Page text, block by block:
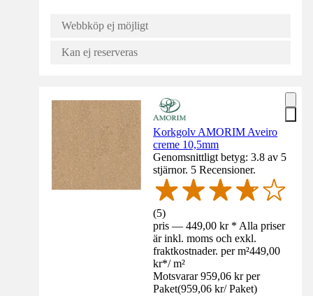
Webbköp ej möjligt
Kan ej reserveras
Korkgolv AMORIM Aveiro
creme 10,5mm
Genomsnittligt betyg: 3.8 av 5
stjärnor. 5 Recensioner.
(5)
pris — 449,00 kr * Alla priser
är inkl. moms och exkl.
fraktkostnader. per m²449,00
kr*/ m²
Motsvarar 959,06 kr per
Paket(959,06 kr/ Paket)